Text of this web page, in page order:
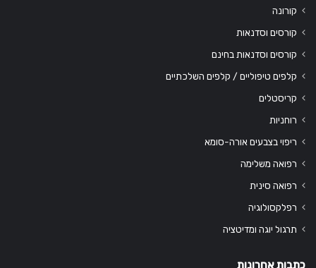
קורונה
קורסים וסדנאות
קורסים וסדנאות בחינם
קלפים טיפוליים / קלפים השלכתיים
קריסטלים
רוחניות
ריפוי בצבעים אורה-סומא
רפואה משלימה
רפואה סינית
רפלקסולוגיה
תרגול יוגה ומדיטציה
כתבות אחרונות